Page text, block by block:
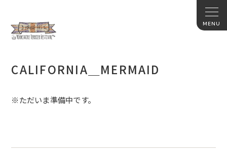
CALIFORNIA＿MERMAID
※ただいま準備中です。